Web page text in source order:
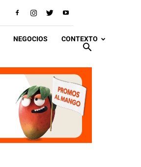
NEGOCIOS CONTEXTO